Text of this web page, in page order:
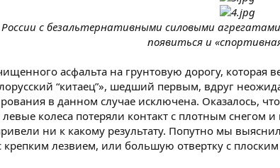
с безальтернативными силовыми
появиться и
асфальта на грунтовую дорогу,
“китаец”», шедший первым, вдруг
в данном случае исключена. Оказалось,
колеса потеряли контакт с плотным
ни к какому результату. Попутно мы
лезвием, или большую отвертку с